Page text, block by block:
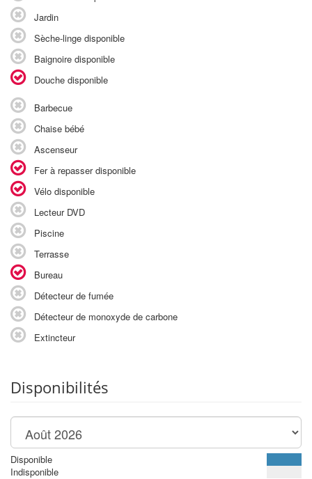
Jardin
Sèche-linge disponible
Baignoire disponible
Douche disponible
Barbecue
Chaise bébé
Ascenseur
Fer à repasser disponible
Vélo disponible
Lecteur DVD
Piscine
Terrasse
Bureau
Détecteur de fumée
Détecteur de monoxyde de carbone
Extincteur
Disponibilités
Disponible
Indisponible